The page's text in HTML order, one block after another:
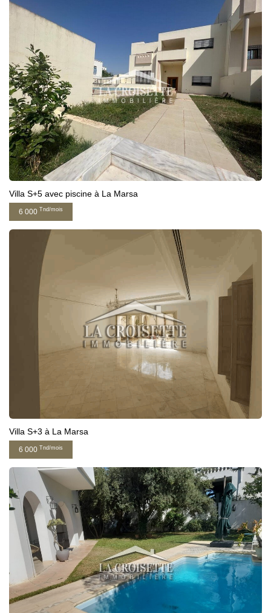
Villa S+5 avec piscine à La Marsa
6 000 Tnd/mois
Villa S+3 à La Marsa
6 000 Tnd/mois